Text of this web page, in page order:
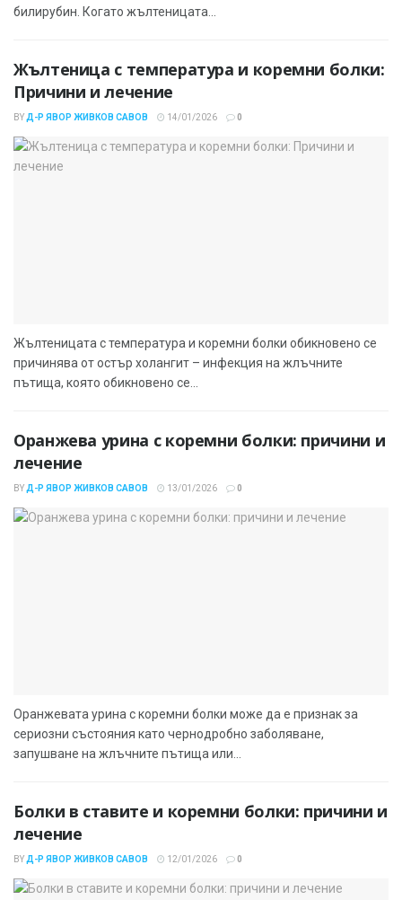
билирубин. Когато жълтеницата...
Жълтеница с температура и коремни болки:
Причини и лечение
BY Д-Р ЯВОР ЖИВКОВ САВОВ 14/01/2026 0
Жълтеницата с температура и коремни болки обикновено се
причинява от остър холангит – инфекция на жлъчните
пътища, която обикновено се...
Оранжева урина с коремни болки: причини и
лечение
BY Д-Р ЯВОР ЖИВКОВ САВОВ 13/01/2026 0
Оранжевата урина с коремни болки може да е признак за
сериозни състояния като чернодробно заболяване,
запушване на жлъчните пътища или...
Болки в ставите и коремни болки: причини и
лечение
BY Д-Р ЯВОР ЖИВКОВ САВОВ 12/01/2026 0